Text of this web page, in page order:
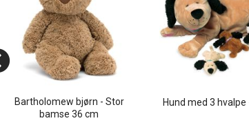
Bartholomew bjørn - Stor
bamse 36 cm
Hund med 3